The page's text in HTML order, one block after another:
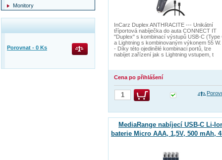
InCarz Duplex ANTHRACITE --- Unikátní
tříportová nabíječka do auta CONNECT IT
"Duplex" s kombinací výstupů USB-C (Type
a Lightning s kombinovaným výkonem 55
- Díky této ojedinělé kombinaci portů, lze
nabíjet zařízení jak s Lightning vstupem, t
Cena po přihlášení
MediaRange nabíjecí USB-C Li-
baterie Micro AAA, 1,5V, 500 mAh,
Monitory
Porovnat - 0 Ks